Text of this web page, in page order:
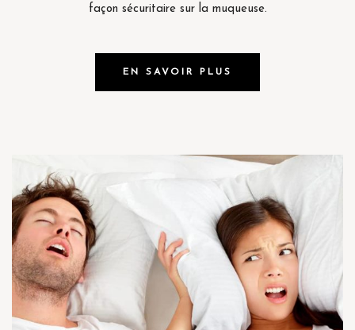
façon sécuritaire sur la muqueuse.
EN SAVOIR PLUS